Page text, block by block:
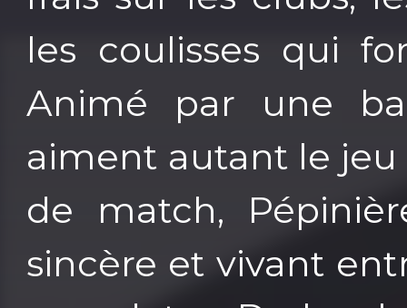
les coulisses qui
Animé par une
aiment autant le jeu
de match,
sincère et vivant